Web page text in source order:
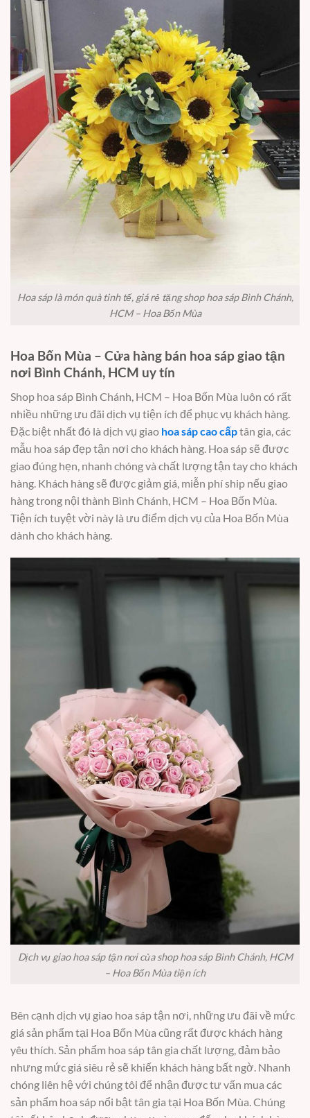
Hoa sáp là món quà tinh tế, giá rẻ tặng shop hoa sáp Bình Chánh,
HCM – Hoa Bốn Mùa
Hoa Bốn Mùa – Cửa hàng bán hoa sáp giao tận
nơi Bình Chánh, HCM uy tín
Shop hoa sáp Bình Chánh, HCM – Hoa Bốn Mùa luôn có rất
nhiều những ưu đãi dịch vụ tiện ích để phục vụ khách hàng.
Đặc biệt nhất đó là dịch vụ giao hoa sáp cao cấptân gia, các
mẫu hoa sáp đẹp tận nơi cho khách hàng. Hoa sáp sẽ được
giao đúng hẹn, nhanh chóng và chất lượng tận tay cho khách
hàng. Khách hàng sẽ được giảm giá, miễn phí ship nếu giao
hàng trong nội thành Bình Chánh, HCM – Hoa Bốn Mùa.
Tiện ích tuyệt vời này là ưu điểm dịch vụ của Hoa Bốn Mùa
dành cho khách hàng.
Dịch vụ giao hoa sáp tận nơi của shop hoa sáp Bình Chánh, HCM
– Hoa Bốn Mùa tiện ích
Bên cạnh dịch vụ giao hoa sáp tận nơi, những ưu đãi về mức
giá sản phẩm tại Hoa Bốn Mùa cũng rất được khách hàng
yêu thích. Sản phẩm hoa sáp tân gia chất lượng, đảm bảo
nhưng mức giá siêu rẻ sẽ khiến khách hàng bất ngờ. Nhanh
chóng liên hệ với chúng tôi để nhận được tư vấn mua các
sản phẩm hoa sáp nổi bật tân gia tại Hoa Bốn Mùa. Chúng